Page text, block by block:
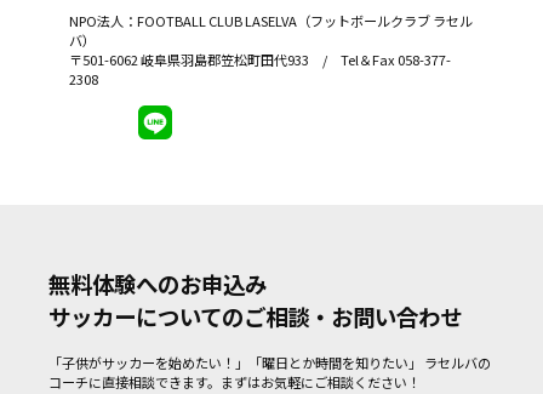
NPO法人：FOOTBALL CLUB LASELVA（フットボールクラブ ラセル
バ）
〒501-6062 岐阜県羽島郡笠松町田代933 / Tel＆Fax 058-377-
2308
無料体験へのお申込み
サッカーについてのご相談・お問い合わせ
「子供がサッカーを始めたい！」「曜日とか時間を知りたい」
ラセルバの
コーチに直接相談できます。まずはお気軽にご相談ください！